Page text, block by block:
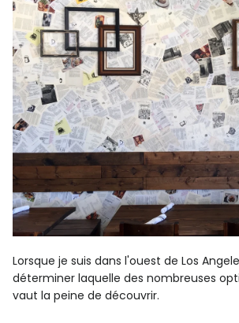
Lorsque je suis dans l'ouest de Los
déterminer laquelle des nombreuses
vaut la peine de découvrir.